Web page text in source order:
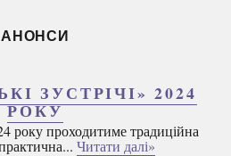
АНОНСИ
ЗУСТРІЧІ» 2024
РОКУ
року проходитиме традиційна
Читати далі»